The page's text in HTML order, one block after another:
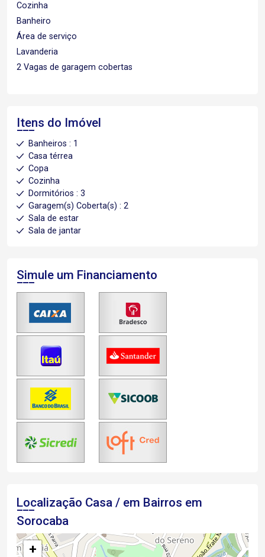
Cozinha
Banheiro
Área de serviço
Lavanderia
2 Vagas de garagem cobertas
Itens do Imóvel
Banheiros : 1
Casa térrea
Copa
Cozinha
Dormitórios : 3
Garagem(s) Coberta(s) : 2
Sala de estar
Sala de jantar
Simule um Financiamento
Localização Casa / em Bairros em
Sorocaba
+